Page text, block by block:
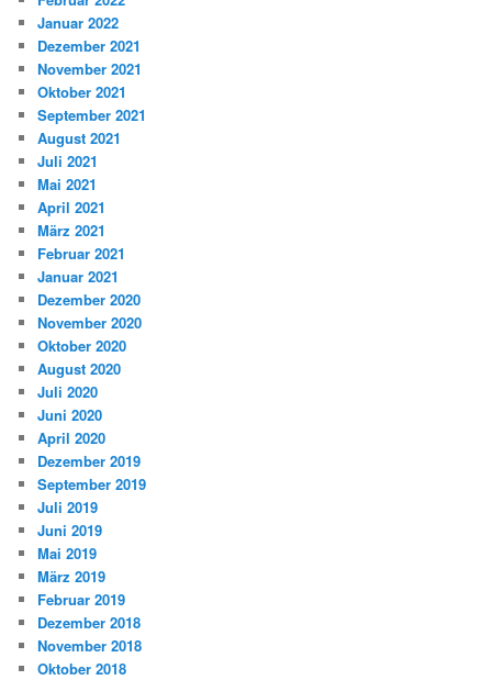
Januar 2022
Dezember 2021
November 2021
Oktober 2021
September 2021
August 2021
Juli 2021
Mai 2021
April 2021
März 2021
Februar 2021
Januar 2021
Dezember 2020
November 2020
Oktober 2020
August 2020
Juli 2020
Juni 2020
April 2020
Dezember 2019
September 2019
Juli 2019
Juni 2019
Mai 2019
März 2019
Februar 2019
Dezember 2018
November 2018
Oktober 2018